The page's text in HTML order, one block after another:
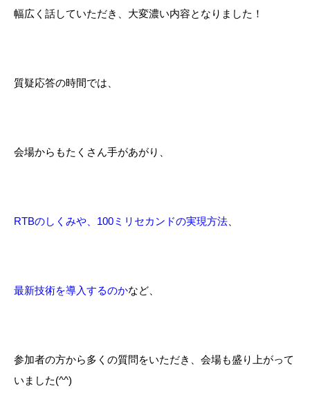
幅広く話していただき、大変濃い内容となりました！
質疑応答の時間では、
会場からもたくさん手があがり、
RTBのしくみや、 100ミリセカンドの実現方法
最新技術を導入するのかなど、
参加者の方から多くの質問をいただき、会場も盛り上がって
いました(^^)